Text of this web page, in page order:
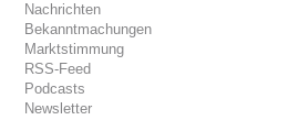
Nachrichten
Bekanntmachungen
Marktstimmung
RSS-Feed
Podcasts
Newsletter